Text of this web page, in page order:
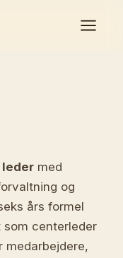
med
og
års formel
som centerleder